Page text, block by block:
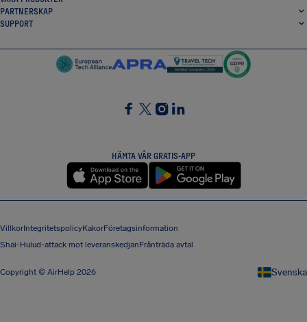
PARTNERSKAP
SUPPORT
HÄMTA VÅR GRATIS-APP
VillkorIntegritetspolicyKakorFöretagsinformation
Shai-Hulud-attack mot leveranskedjanFrånträda avtal
Copyright © AirHelp 2026 Svenska